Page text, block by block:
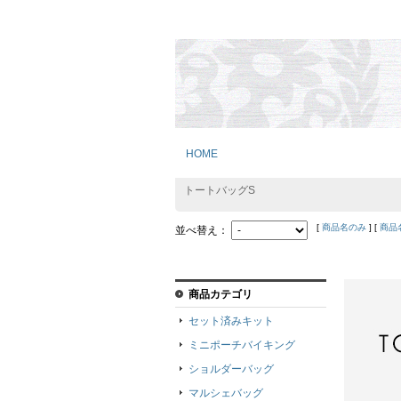
HOME
トートバッグS
並べ替え： [ 商品名のみ ] [ 商品
商品カテゴリ
セット済みキット
ミニポーチバイキング
ショルダーバッグ
マルシェバッグ